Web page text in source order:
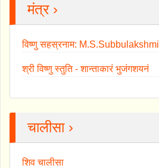
मंत्र ›
विष्णु सहस्रनाम: M.S.Subbulakshmi
श्री विष्णु स्तुति - शान्ताकारं भुजंगशयनं
चालीसा ›
शिव चालीसा